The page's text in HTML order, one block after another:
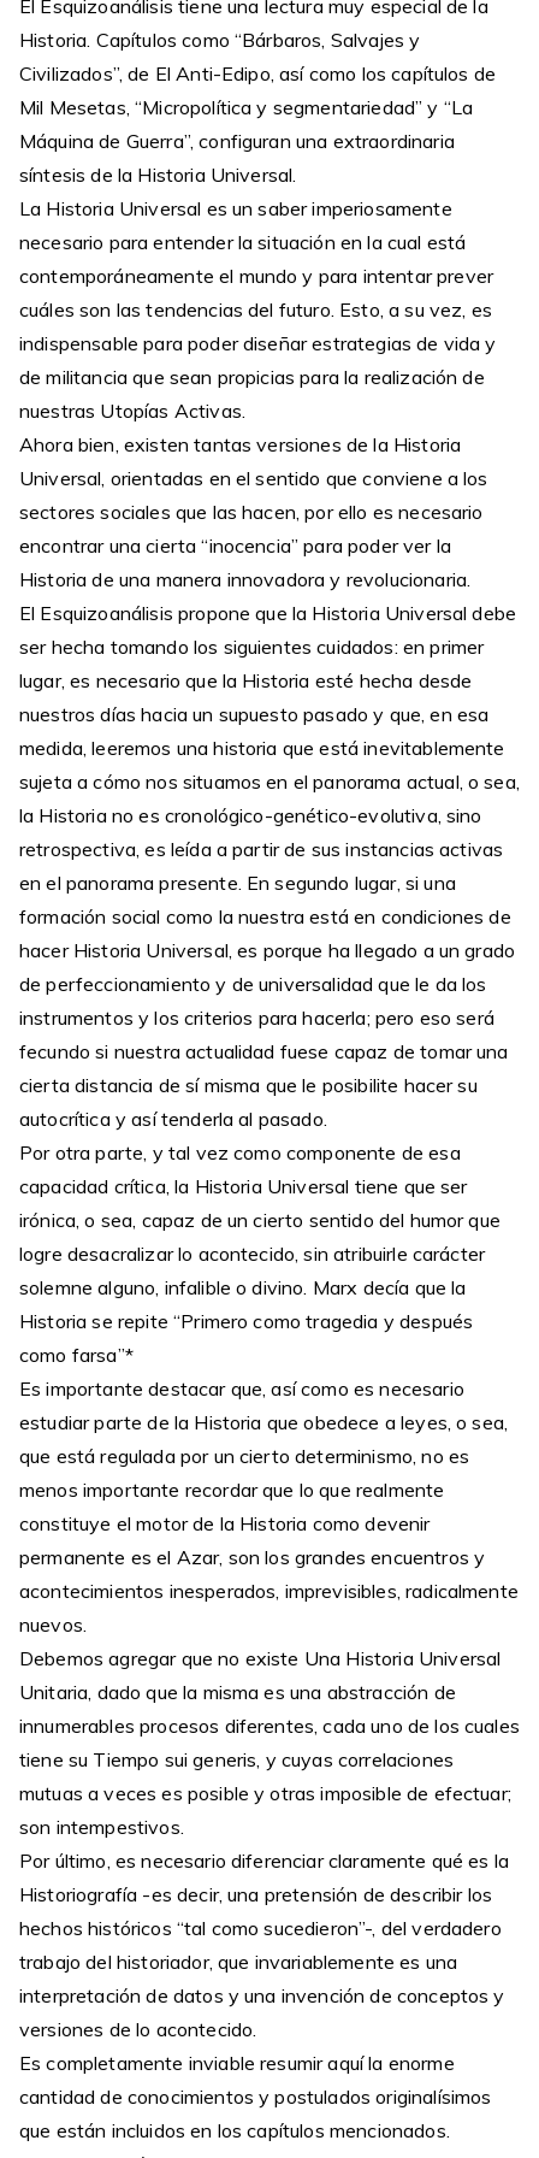
El Esquizoanálisis tiene una lectura muy especial de la
Historia. Capítulos como “Bárbaros, Salvajes y
Civilizados”, de El Anti-Edipo, así como los capítulos de
Mil Mesetas, “Micropolítica y segmentariedad” y “La
Máquina de Guerra”, configuran una extraordinaria
síntesis de la Historia Universal.
La Historia Universal es un saber imperiosamente
necesario para entender la situación en la cual está
contemporáneamente el mundo y para intentar prever
cuáles son las tendencias del futuro. Esto, a su vez, es
indispensable para poder diseñar estrategias de vida y
de militancia que sean propicias para la realización de
nuestras Utopías Activas.
Ahora bien, existen tantas versiones de la Historia
Universal, orientadas en el sentido que conviene a los
sectores sociales que las hacen, por ello es necesario
encontrar una cierta “inocencia” para poder ver la
Historia de una manera innovadora y revolucionaria.
El Esquizoanálisis propone que la Historia Universal debe
ser hecha tomando los siguientes cuidados: en primer
lugar, es necesario que la Historia esté hecha desde
nuestros días hacia un supuesto pasado y que, en esa
medida, leeremos una historia que está inevitablemente
sujeta a cómo nos situamos en el panorama actual, o sea,
la Historia no es cronológico-genético-evolutiva, sino
retrospectiva, es leída a partir de sus instancias activas
en el panorama presente. En segundo lugar, si una
formación social como la nuestra está en condiciones de
hacer Historia Universal, es porque ha llegado a un grado
de perfeccionamiento y de universalidad que le da los
instrumentos y los criterios para hacerla; pero eso será
fecundo si nuestra actualidad fuese capaz de tomar una
cierta distancia de sí misma que le posibilite hacer su
autocrítica y así tenderla al pasado.
Por otra parte, y tal vez como componente de esa
capacidad crítica, la Historia Universal tiene que ser
irónica, o sea, capaz de un cierto sentido del humor que
logre desacralizar lo acontecido, sin atribuirle carácter
solemne alguno, infalible o divino. Marx decía que la
Historia se repite “Primero como tragedia y después
como farsa”*
Es importante destacar que, así como es necesario
estudiar parte de la Historia que obedece a leyes, o sea,
que está regulada por un cierto determinismo, no es
menos importante recordar que lo que realmente
constituye el motor de la Historia como devenir
permanente es el Azar, son los grandes encuentros y
acontecimientos inesperados, imprevisibles, radicalmente
nuevos.
Debemos agregar que no existe Una Historia Universal
Unitaria, dado que la misma es una abstracción de
innumerables procesos diferentes, cada uno de los cuales
tiene su Tiempo sui generis, y cuyas correlaciones
mutuas a veces es posible y otras imposible de efectuar;
son intempestivos.
Por último, es necesario diferenciar claramente qué es la
Historiografía -es decir, una pretensión de describir los
hechos históricos “tal como sucedieron”-, del verdadero
trabajo del historiador, que invariablemente es una
interpretación de datos y una invención de conceptos y
versiones de lo acontecido.
Es completamente inviable resumir aquí la enorme
cantidad de conocimientos y postulados originalísimos
que están incluidos en los capítulos mencionados.